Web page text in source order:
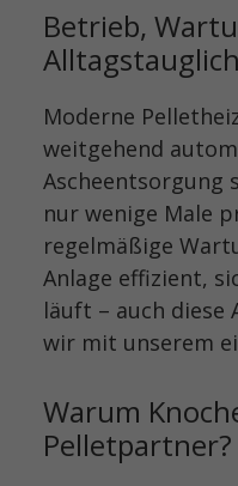
Betrieb,
Moderne
weitgehend
Ascheentsorgung
nur wenige Male
regelmäßige
Anlage effizient,
läuft – auch diese
wir mit unserem
Warum
Pelletpartner?